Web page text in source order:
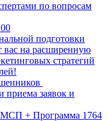
по вопросам
подготовки
вас на расширенную
стратегий
приема заявок и
МСП + Программа 1764